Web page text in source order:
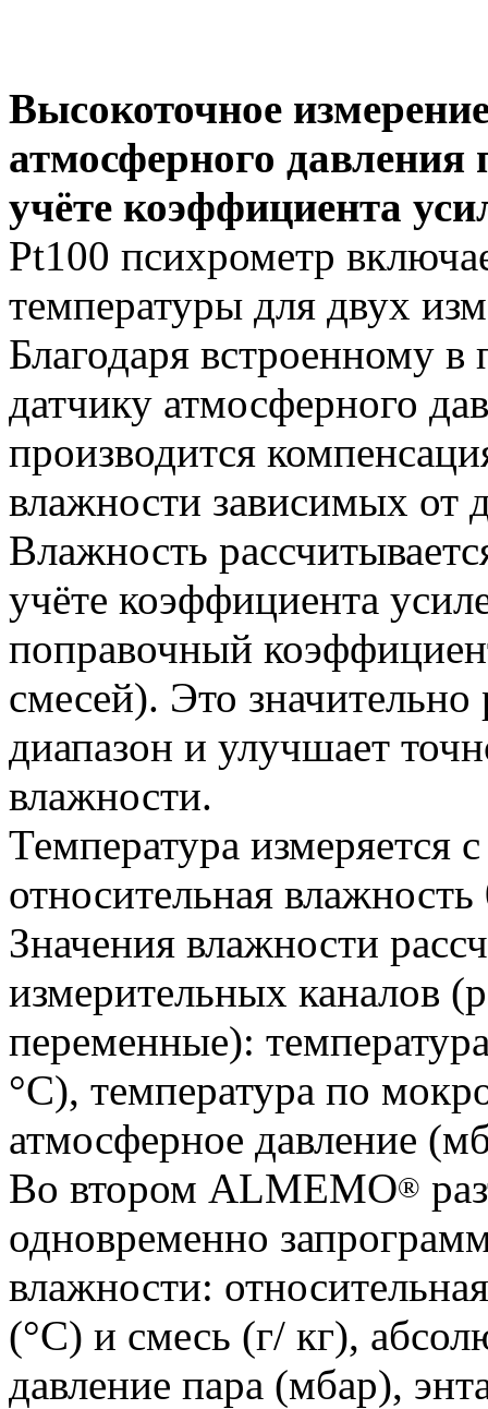
Высокоточное
атмосферного
учёте коэффициента
Pt100 психрометр
температуры для двух
Благодаря встроенному
датчику атмосферного
производится
влажности зависимых от
Влажность
учёте коэффициента
поправочный
смесей). Это
диапазон и улучшает
влажности.
Температура измеряется
относительная
Значения влажности
измерительных каналов
переменные):
°C), температура по
атмосферное давление
Во втором ALMEMO®
одновременно
влажности:
(°C) и смесь (г/ кг),
давление пара (мбар),